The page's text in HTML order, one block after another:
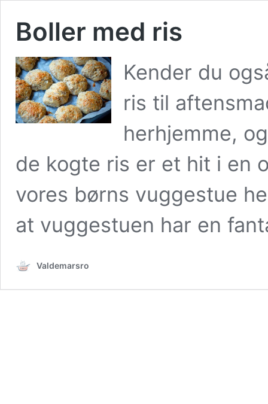
Boller med ris
Kender du
ris til
herhjemme,
de kogte ris er et hit i en
vores børns vuggestue
at vuggestuen har en
Valdemarsro